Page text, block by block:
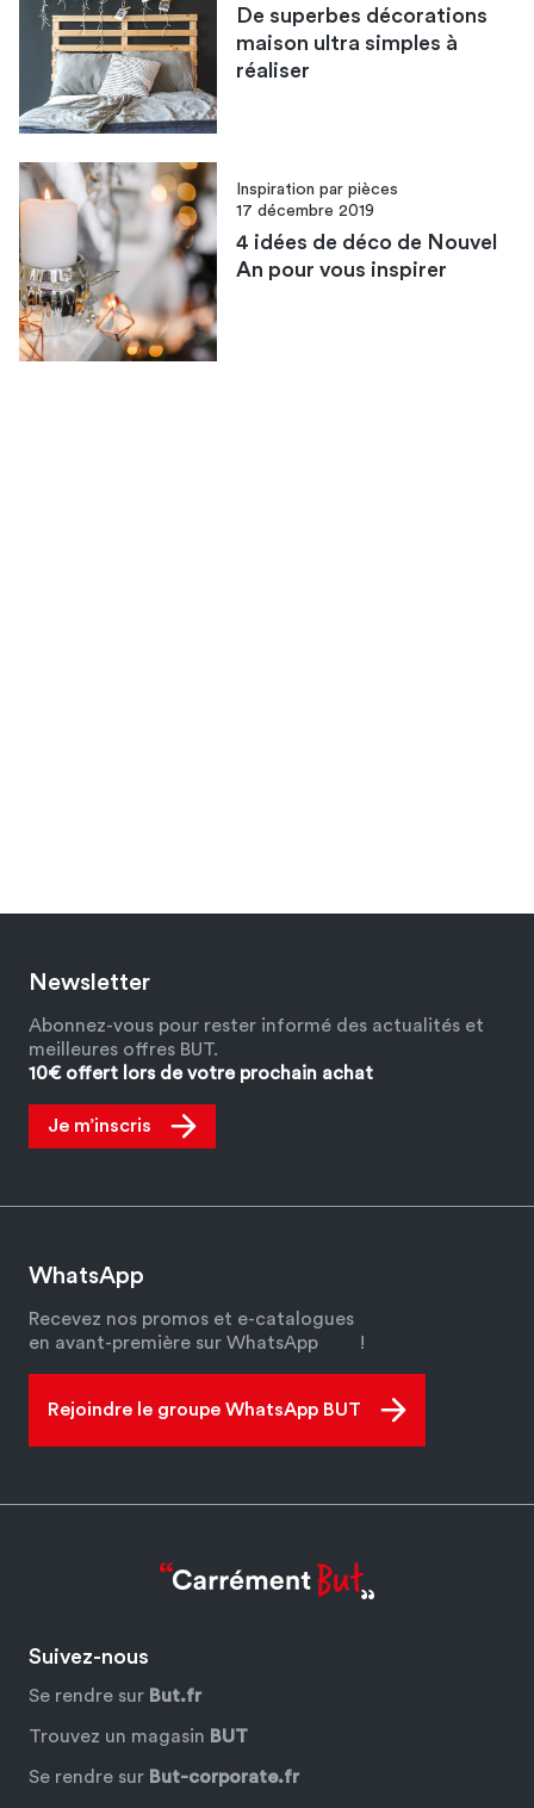
De superbes décorations
maison ultra simples à
réaliser
Inspiration par pièces
17 décembre 2019
4 idées de déco de Nouvel
An pour vous inspirer
Newsletter
Abonnez-vous pour rester informé des actualités et
meilleures offres BUT.
10€ offert lors de votre prochain achat
Je m’inscris
WhatsApp
Recevez nos promos et e-catalogues
en avant-première sur WhatsApp
!
Rejoindre le groupe WhatsApp BUT
Suivez-nous
Se rendre sur But.fr
Trouvez un magasin BUT
Se rendre sur But-corporate.fr